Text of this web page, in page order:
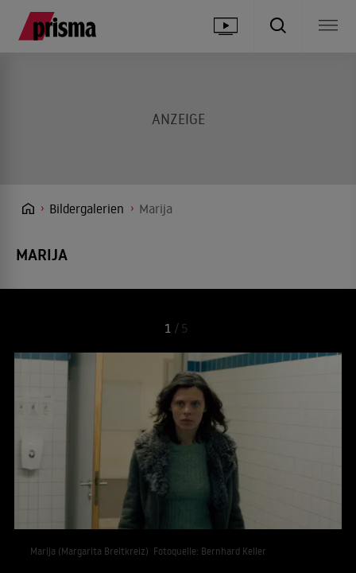
Bildergalerien Marija
MARIJA
Marija (Margarita Breitkreiz) Fotoquelle: Bernhard Keller
1 / 5